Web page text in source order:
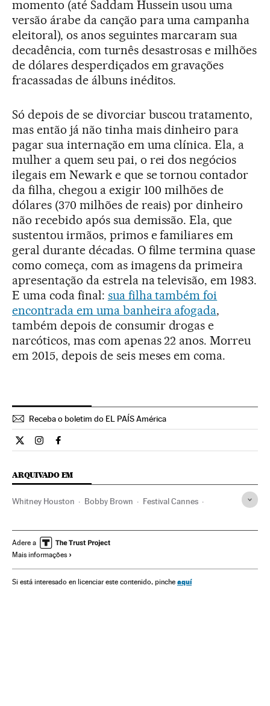
momento (até Saddam Hussein usou uma
versão árabe da canção para uma campanha
eleitoral), os anos seguintes marcaram sua
decadência, com turnês desastrosas e milhões
de dólares desperdiçados em gravações
fracassadas de álbuns inéditos.
Só depois de se divorciar buscou tratamento,
mas então já não tinha mais dinheiro para
pagar sua internação em uma clínica. Ela, a
mulher a quem seu pai, o rei dos negócios
ilegais em Newark e que se tornou contador
da filha, chegou a exigir 100 milhões de
dólares (370 milhões de reais) por dinheiro
não recebido após sua demissão. Ela, que
sustentou irmãos, primos e familiares em
geral durante décadas. O filme termina quase
como começa, com as imagens da primeira
apresentação da estrela na televisão, em 1983.
E uma coda final: sua filha também foi
encontrada em uma banheira afogada,
também depois de consumir drogas e
narcóticos, mas com apenas 22 anos. Morreu
em 2015, depois de seis meses em coma.
Receba o boletim do EL PAÍS América
Cultura El País Brasil en Twitter
Cultura El País Brasil en Instagram
Cultura El País Brasil en Facebook
ARQUIVADO EM
Whitney Houston Bobby Brown Festival Cannes
Eventos Sociedade Abusos sexuais
Justiça
Adere a
Mais informações
Si está interesado en licenciar este contenido, pinche aquí